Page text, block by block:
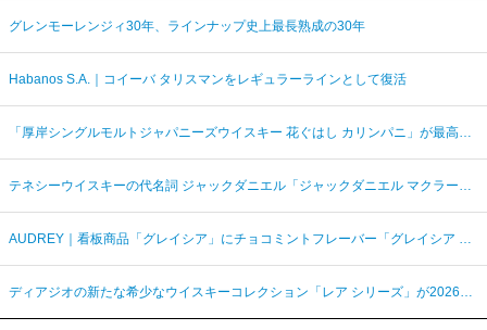
グレンモーレンジィ30年、ラインナップ史上最長熟成の30年
Habanos S.A.｜コイーバ タリスマンをレギュラーラインとして復活
「厚岸シングルモルトジャパニーズウイスキー 花ぐはし カリンパニ」が最高金賞、ジャパングランプリ受賞
テネシーウイスキーの代名詞 ジャックダニエル「ジャックダニエル マクラーレン2026ラベル」を数量限定発売
AUDREY｜看板商品「グレイシア」にチョコミントフレーバー「グレイシア チョコミンティ」が新登場
ディアジオの新たな希少なウイスキーコレクション「レア シリーズ」が2026年7月7日（火）より日本発売